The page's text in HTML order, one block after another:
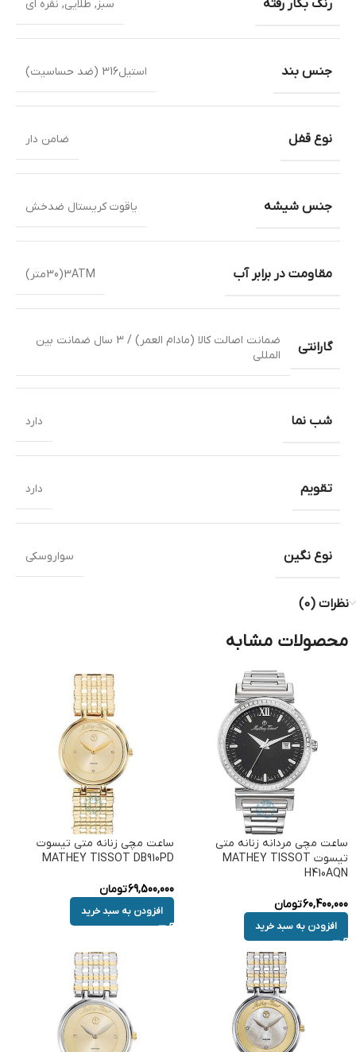
رنگ بکار رفته سبز, طلایی, نقره ای
جنس بند استیل316 (ضد حساسیت)
نوع قفل ضامن دار
جنس شیشه یاقوت کریستال ضدخش
مقاومت در برابر آب 3ATM(30متر)
گارانتی
ضمانت اصالت کالا (مادام العمر) / 3 سال ضمانت بین
المللی
شب نما دارد
تقویم دارد
نوع نگین سواروسکی
نظرات (0)
محصولات مشابه
ساعت مچی مردانه زنانه متی
تیسوت MATHEY TISSOT
H410AQN
60,400,000تومان
افزودن به سبد خرید
ساعت مچی زنانه متی تیسوت
MATHEY TISSOT DB910PD
69,500,000تومان
افزودن به سبد خرید